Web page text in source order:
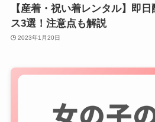
【産着・祝い着レンタル】即
ス3選！注意点も解説
2023年1月20日